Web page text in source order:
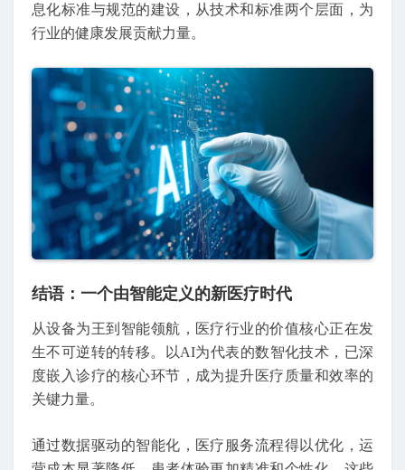
息化标准与规范的建设，从技术和标准两个层面，为
行业的健康发展贡献力量。
结语：一个由智能定义的新医疗时代
从设备为王到智能领航，医疗行业的价值核心正在发
生不可逆转的转移。以AI为代表的数智化技术，已深
度嵌入诊疗的核心环节，成为提升医疗质量和效率的
关键力量。
通过数据驱动的智能化，医疗服务流程得以优化，运